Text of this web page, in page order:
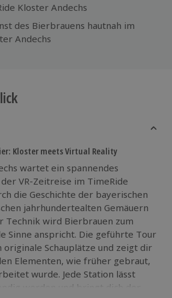
Kloster Andechs
des Bierbrauens hautnah im
Andechs
Kloster meets Virtual Reality
wartet ein spannendes
VR-Zeitreise im TimeRide
die Geschichte der bayerischen
jahrhundertealten Gemäuern
Technik wird Bierbrauen zum
Sinne anspricht. Die geführte Tour
originale Schauplätze und zeigt dir
Elementen, wie früher gebraut,
wurde. Jede Station lässt
werden und bringt dich der